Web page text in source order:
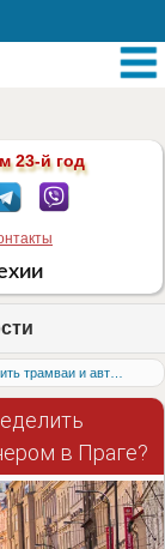
23-й год
Освежающие маршруты: Как определить трамваи и автобусы с кондиционером в Праге?
в Праге?